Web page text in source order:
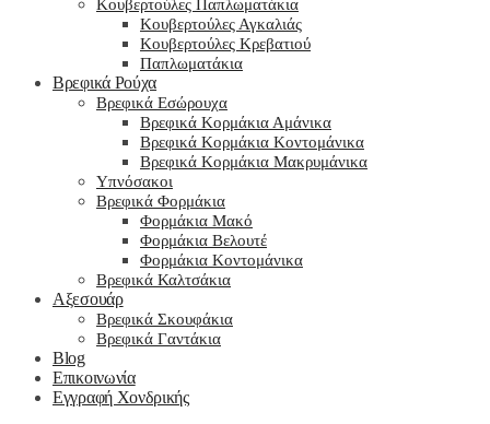
Κουβερτούλες Παπλωματάκια
Κουβερτούλες Αγκαλιάς
Κουβερτούλες Κρεβατιού
Παπλωματάκια
Βρεφικά Ρούχα
Βρεφικά Εσώρουχα
Βρεφικά Κορμάκια Αμάνικα
Βρεφικά Κορμάκια Κοντομάνικα
Βρεφικά Κορμάκια Μακρυμάνικα
Υπνόσακοι
Βρεφικά Φορμάκια
Φορμάκια Μακό
Φορμάκια Βελουτέ
Φορμάκια Κοντομάνικα
Βρεφικά Καλτσάκια
Αξεσουάρ
Βρεφικά Σκουφάκια
Βρεφικά Γαντάκια
Blog
Επικοινωνία
Εγγραφή Χονδρικής